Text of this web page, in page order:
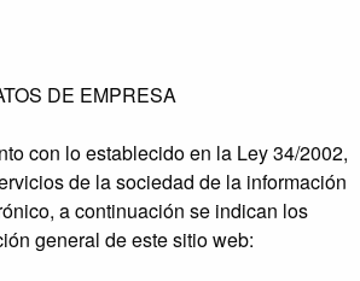
DE EMPRESA
con lo establecido en la Ley 34/2002,
de la sociedad de la información
a continuación se indican los
general de este sitio web: